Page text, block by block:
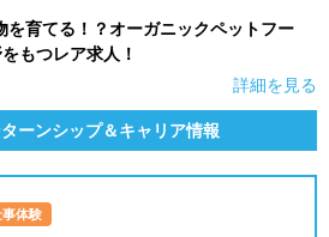
を育てる！？オーガニックペットフー
もつレア求人！
詳細を見る
ーンシップ＆キャリア情報
事体験